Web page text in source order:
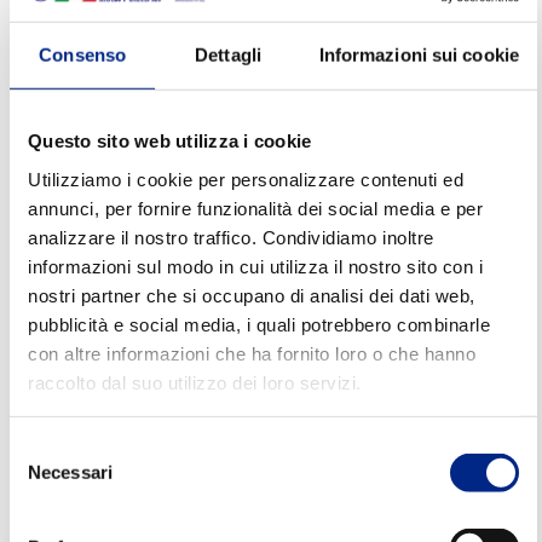
Consenso Dettagli Informazioni sui cookie
Questo sito web utilizza i cookie
Utilizziamo i cookie per personalizzare contenuti ed
annunci, per fornire funzionalità dei social media e per
analizzare il nostro traffico. Condividiamo inoltre
informazioni sul modo in cui utilizza il nostro sito con i
nostri partner che si occupano di analisi dei dati web,
pubblicità e social media, i quali potrebbero combinarle
con altre informazioni che ha fornito loro o che hanno
raccolto dal suo utilizzo dei loro servizi.
delNecessari
I freni, integrati e ottimizzati per essere alloggiati
all’interno del corpi motori GHA, assicurano
prestazioni affidabili anche in condizioni di
lavoro gravose o in applicazioni critiche,
del movimento, contribuendo alla protezione di
operatori, impianti e processi produttivi.
Cos’è il trattamento GHA?
Il trattamento GHA (Golden Hard Anodizing)
genera uno strato protettivo sull’alluminio, duro,
ioni d’argento conferisce alla superficie
eccezionali